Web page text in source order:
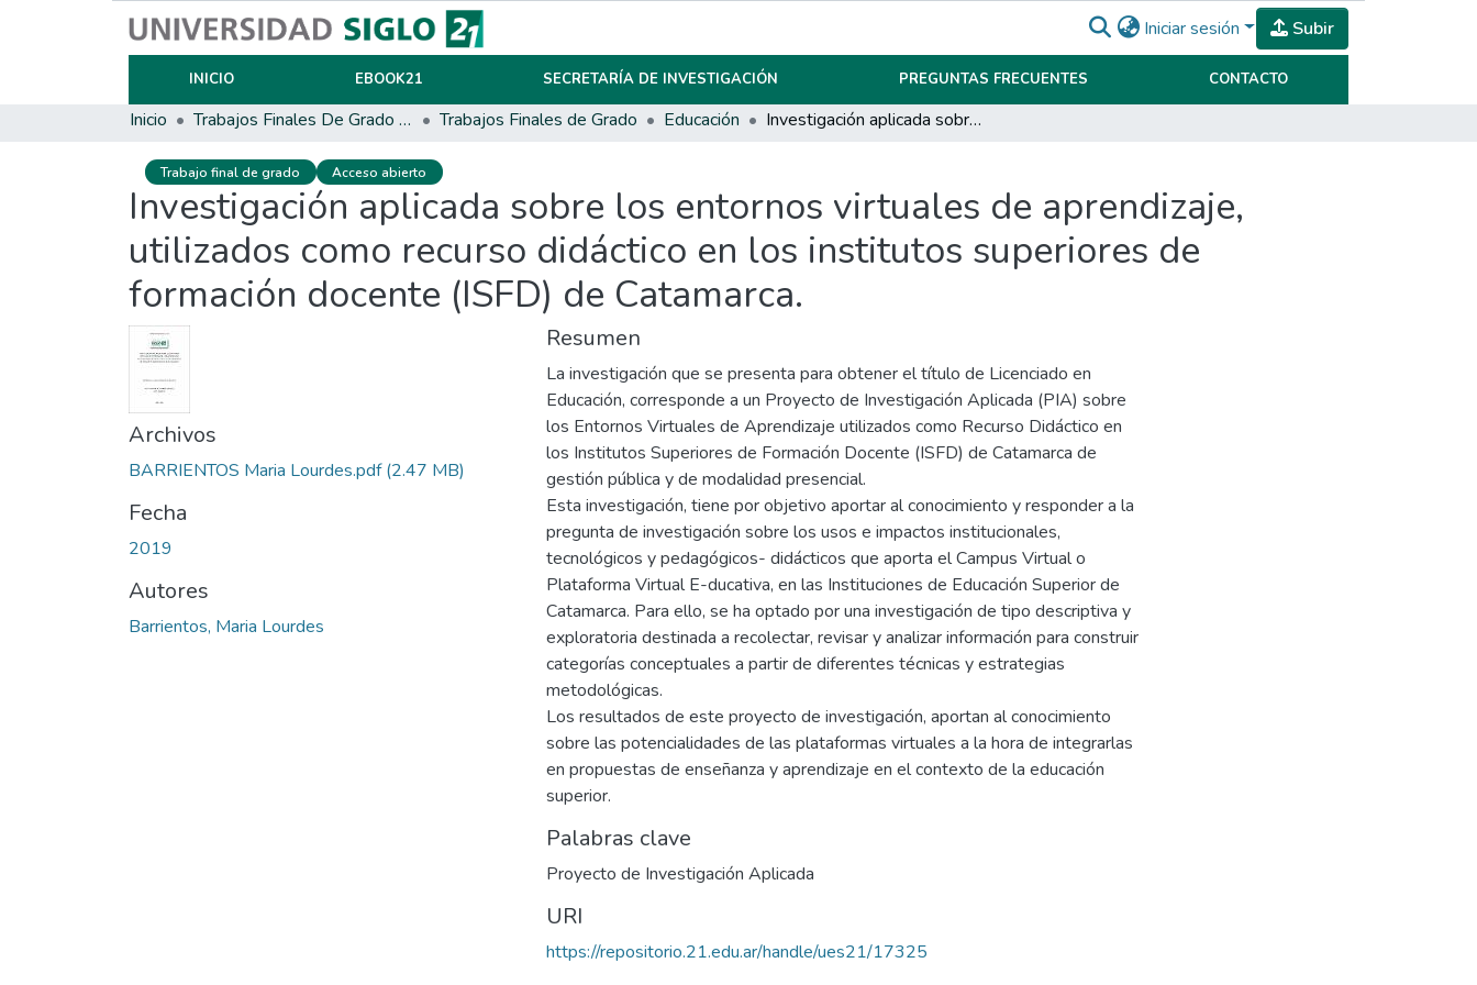
Iniciar sesión Subir
INICIO EBOOK21 SECRETARÍA DE INVESTIGACIÓN PREGUNTAS FRECUENTES CONTACTO
Inicio Trabajos Finales De Grado Y Posgrado Trabajos Finales de Grado Educación Investigación aplicada sobre los entornos virtuales de aprendizaje, utilizados como recurso didáctico en los institutos superiores de formación docente (ISFD) de Catamarca.
Trabajo final de grado Acceso abierto
Investigación aplicada sobre los entornos virtuales de aprendizaje,
utilizados como recurso didáctico en los institutos superiores de
formación docente (ISFD) de Catamarca.
Archivos
BARRIENTOS Maria Lourdes.pdf(2.47 MB)
Fecha
2019
Autores
Barrientos, Maria Lourdes
Resumen
La investigación que se presenta para obtener el título de Licenciado en
Educación, corresponde a un Proyecto de Investigación Aplicada (PIA) sobre
los Entornos Virtuales de Aprendizaje utilizados como Recurso Didáctico en
los Institutos Superiores de Formación Docente (ISFD) de Catamarca de
gestión pública y de modalidad presencial.
Esta investigación, tiene por objetivo aportar al conocimiento y responder a la
pregunta de investigación sobre los usos e impactos institucionales,
tecnológicos y pedagógicos- didácticos que aporta el Campus Virtual o
Plataforma Virtual E-ducativa, en las Instituciones de Educación Superior de
Catamarca. Para ello, se ha optado por una investigación de tipo descriptiva y
exploratoria destinada a recolectar, revisar y analizar información para construir
categorías conceptuales a partir de diferentes técnicas y estrategias
metodológicas.
Los resultados de este proyecto de investigación, aportan al conocimiento
sobre las potencialidades de las plataformas virtuales a la hora de integrarlas
en propuestas de enseñanza y aprendizaje en el contexto de la educación
superior.
Palabras clave
Proyecto de Investigación Aplicada
URI
https://repositorio.21.edu.ar/handle/ues21/17325